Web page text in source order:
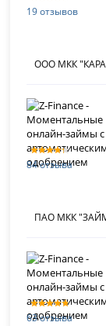
19 отзывов
ООО МКК
84 отзыва
ПАО МКК
63 отзыва